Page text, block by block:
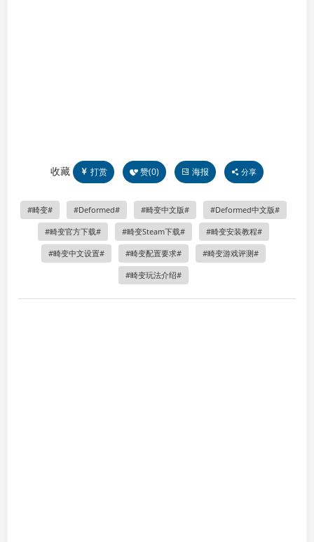
收藏 打赏 赞(0) 海报 分享
畸变 Deformed 畸变中文版 Deformed中文版
畸变官方下载 畸变Steam下载 畸变安装教程
畸变中文设置 畸变配置要求 畸变游戏评测
畸变玩法介绍